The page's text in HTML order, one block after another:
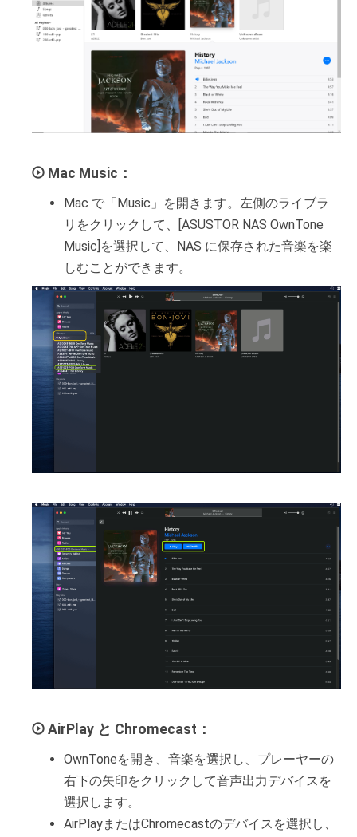
Mac Music：
Mac で「Music」を開きます。左側のライブラ
リをクリックして、[ASUSTOR NAS OwnTone
Music]を選択して、NAS に保存された音楽を楽
しむことができます。
AirPlay と Chromecast：
OwnToneを開き、音楽を選択し、プレーヤーの
右下の矢印をクリックして音声出力デバイスを
選択します。
AirPlayまたはChromecastのデバイスを選択し、